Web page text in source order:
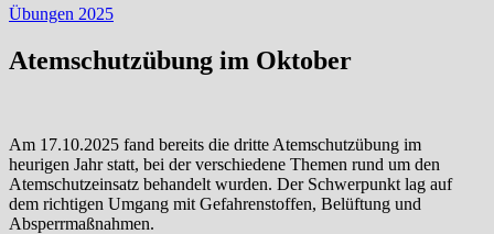
Übungen 2025
Atemschutzübung im Oktober
Am 17.10.2025 fand bereits die dritte Atemschutzübung im
heurigen Jahr statt, bei der verschiedene Themen rund um den
Atemschutzeinsatz behandelt wurden. Der Schwerpunkt lag auf
dem richtigen Umgang mit Gefahrenstoffen, Belüftung und
Absperrmaßnahmen.